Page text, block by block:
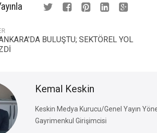
BULUŞTU; SEKTÖREL YOL
Kemal Keskin
Keskin Medya Kurucu/Genel Yayın
Gayrimenkul Girişimcisi